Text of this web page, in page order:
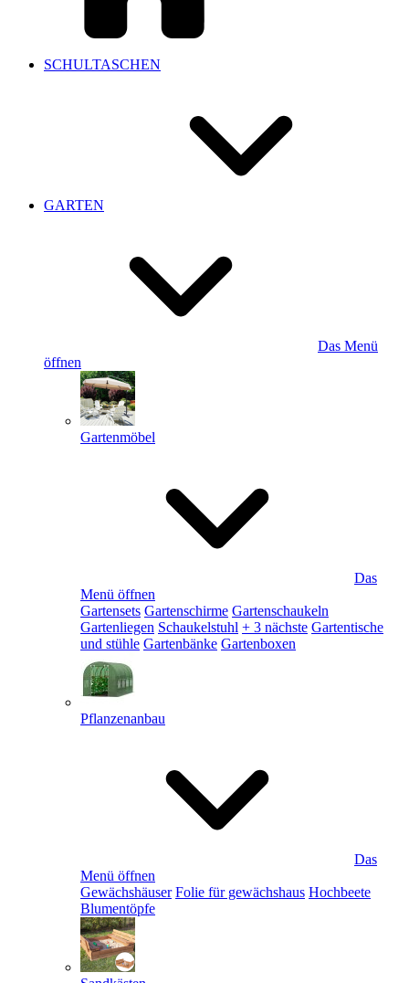
SCHULTASCHEN
GARTEN
Das Menü
öffnen
Gartenmöbel
Das
Menü öffnen
Gartensets Gartenschirme Gartenschaukeln
Gartenliegen Schaukelstuhl + 3 nächste Gartentische
und stühle Gartenbänke Gartenboxen
Pflanzenanbau
Das
Menü öffnen
Gewächshäuser Folie für gewächshaus Hochbeete
Blumentöpfe